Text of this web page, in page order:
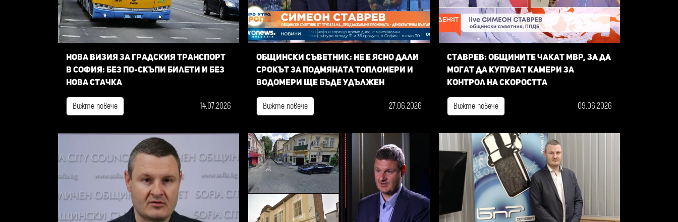
Нова визия за градския транспорт
в София: Без по-скъпи билети и без
нова стачка
Вижте повече 14.07.2026
Общински съветник: Не е ясно дали
срокът за подмяната топломери и
водомери ще бъде удължен
Вижте повече 27.06.2026
Ставрев: общините чакат МВР, за да
могат да купуват камери за
контрол на скоростта
Вижте повече 09.06.2026